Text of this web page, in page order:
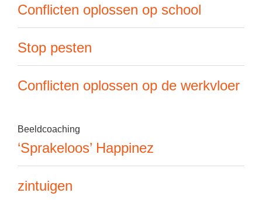
Conflicten oplossen op school
Stop pesten
Conflicten oplossen op de werkvloer
Beeldcoaching
‘Sprakeloos’ Happinez
zintuigen